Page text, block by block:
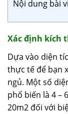
Nội dung bài
Xác định kích
Dựa vào diện
thực tế để bạn
ngủ. Một số
phổ biến là 4 –
20m2 đối với